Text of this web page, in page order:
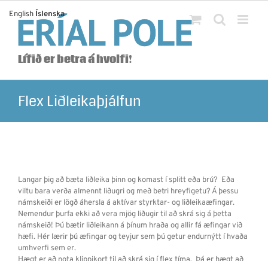
content
Lífið er betra á hvolfi!
Flex Liðleikaþjálfun
Langar þig að bæta liðleika þinn og komast í splitt eða brú? Eða
viltu bara verða almennt liðugri og með betri hreyfigetu? Á þessu
námskeiði er lögð áhersla á aktívar styrktar- og liðleikaæfingar.
Nemendur þurfa ekki að vera mjög liðugir til að skrá sig á þetta
námskeið! Þú bætir liðleikann á þínum hraða og allir fá æfingar við
hæfi. Hér lærir þú æfingar og teyjur sem þú getur endurnýtt í hvaða
umhverfi sem er.
English Íslenska